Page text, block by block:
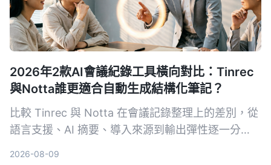
2026年2款AI會議紀錄工具橫向對比：Tinrec
與Notta誰更適合自動生成結構化筆記？
比較 Tinrec 與 Notta 在會議記錄整理上的差別，從
語言支援、AI 摘要、導入來源到輸出彈性逐一分
2026-08-09